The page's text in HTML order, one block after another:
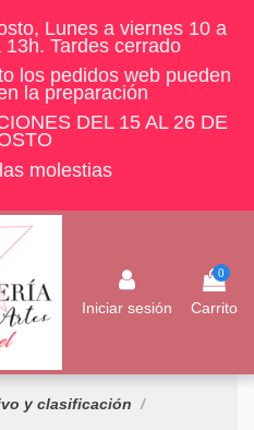
Lunes a viernes 10 a
Tardes cerrado
los pedidos web pueden
la preparación
DEL 15 AL 26 DE
molestias
Iniciar sesión
0
Carrito
y clasificación